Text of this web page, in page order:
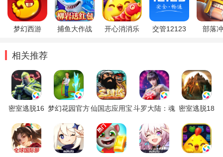
梦幻西游 捕鱼大作战 开心消消乐 交管12123 部落
相关推荐
密室逃脱16
宝版本
梦幻花园官方仙国志应用宝斗罗大陆：魂
版本
密室逃脱18
宝版